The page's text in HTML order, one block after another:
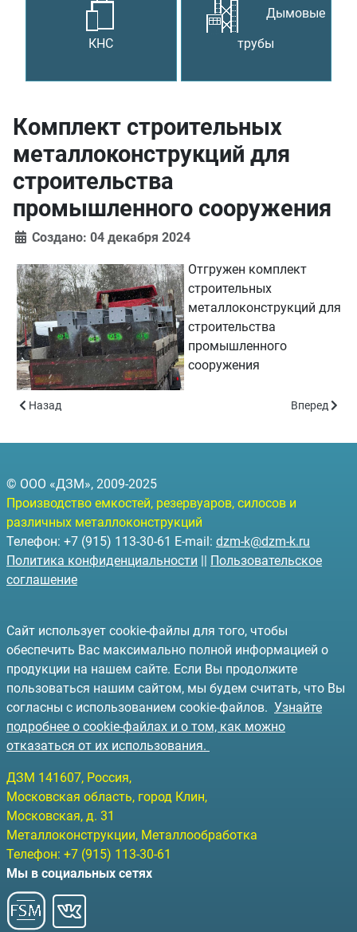
КНС
Дымовые
трубы
Комплект строительных
металлоконструкций для
строительства
промышленного сооружения
Создано: 04 декабря 2024
Отгружен комплект
строительных
металлоконструкций для
строительства
промышленного
сооружения
Предыдущий: Мобильный комплекс очистки МКО-1000
Назад Следующий:
Вперед
© ООО «ДЗМ», 2009-2025
Производство емкостей, резервуаров, силосов и
различных металлоконструкций
Телефон: +7 (915) 113-30-61 E-mail: dzm-k@dzm-k.ru
Политика конфиденциальности || Пользовательское
соглашение
Сайт использует cookie-файлы для того, чтобы
обеспечить Вас максимально полной информацией о
продукции на нашем сайте. Если Вы продолжите
пользоваться нашим сайтом, мы будем считать, что Вы
согласны с использованием cookie-файлов. Узнайте
подробнее о cookie-файлах и о том, как можно
отказаться от их использования.
ДЗМ 141607, Россия,
Московская область, город Клин,
Московская, д. 31
Металлоконструкции, Металлообработка
Телефон: +7 (915) 113-30-61
Мы в социальных сетях